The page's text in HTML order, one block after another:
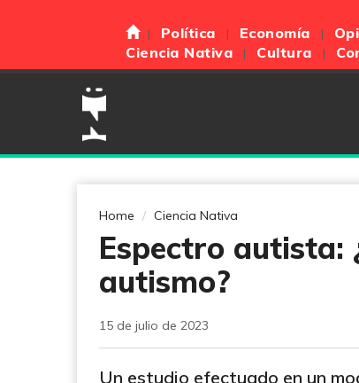
Política Economía
Ciencia Nativa
Cultura
Home Ciencia Nativa
Espectro autista:
autismo?
15 de julio de 2023
Un estudio efectuado en un